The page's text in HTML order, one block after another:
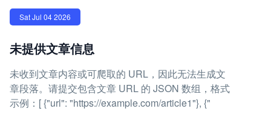
Sat Jul 04 2026
未提供文章信息
未收到文章内容或可爬取的 URL，因此无法生成文
章段落。请提交包含文章 URL 的 JSON 数组，格式
示例：[ {"url": "https://example.com/article1"}, {"